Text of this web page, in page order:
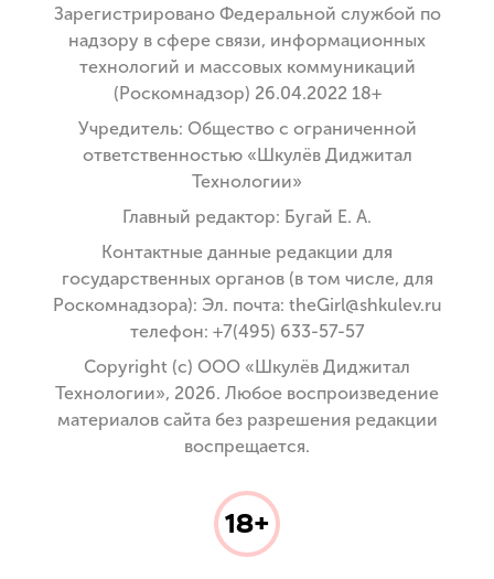
Зарегистрировано Федеральной службой по
надзору в сфере связи, информационных
технологий и массовых коммуникаций
(Роскомнадзор) 26.04.2022 18+
Учредитель: Общество с ограниченной
ответственностью «Шкулёв Диджитал
Технологии»
Главный редактор: Бугай Е. А.
Контактные данные редакции для
государственных органов (в том числе, для
Роскомнадзора): Эл. почта: theGirl@shkulev.ru
телефон: +7(495) 633-57-57
Copyright (с) ООО «Шкулёв Диджитал
Технологии», 2026. Любое воспроизведение
материалов сайта без разрешения редакции
воспрещается.
18+